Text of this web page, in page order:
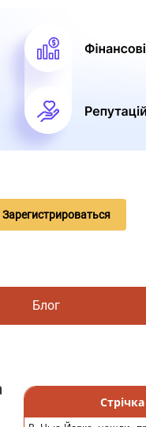
Зарегистрироваться
Блог